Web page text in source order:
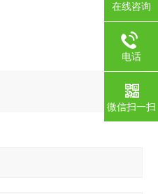
在线咨询
电话
微信扫一扫